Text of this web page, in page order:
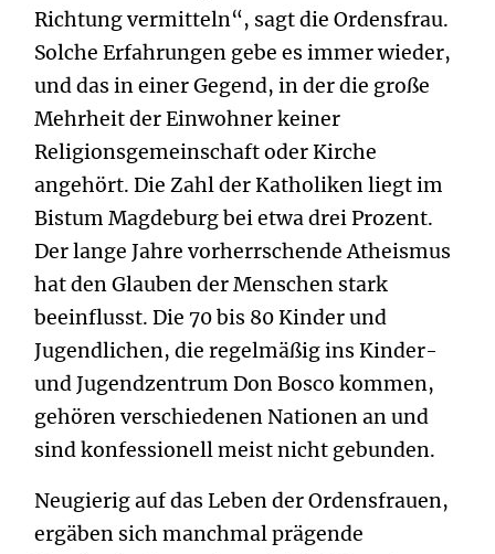
Richtung vermitteln“, sagt die Ordensfrau.
Solche Erfahrungen gebe es immer wieder,
und das in einer Gegend, in der die große
Mehrheit der Einwohner keiner
Religionsgemeinschaft oder Kirche
angehört. Die Zahl der Katholiken liegt im
Bistum Magdeburg bei etwa drei Prozent.
Der lange Jahre vorherrschende Atheismus
hat den Glauben der Menschen stark
beeinflusst. Die 70 bis 80 Kinder und
Jugendlichen, die regelmäßig ins Kinder-
und Jugendzentrum Don Bosco kommen,
gehören verschiedenen Nationen an und
sind konfessionell meist nicht gebunden.
Neugierig auf das Leben der Ordensfrauen,
ergäben sich manchmal prägende